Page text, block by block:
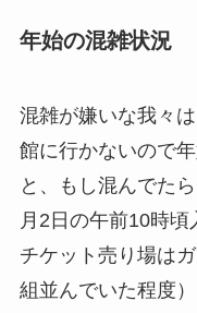
年始の混雑状況
混雑が嫌いな我々
館に行かないので
と、もし混んでた
月2日の午前10時頃
チケット売り場は
組並んでいた程度）